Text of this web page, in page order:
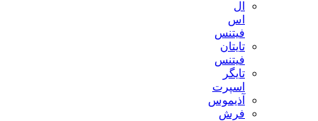
فیتنس
تایتان
فیتنس
تایگر
اسپرت
آذیموس
فرش